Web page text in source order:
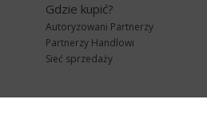
Gdzie kupić?
Autoryzowani Partnerzy
Partnerzy Handlowi
Sieć sprzedaży